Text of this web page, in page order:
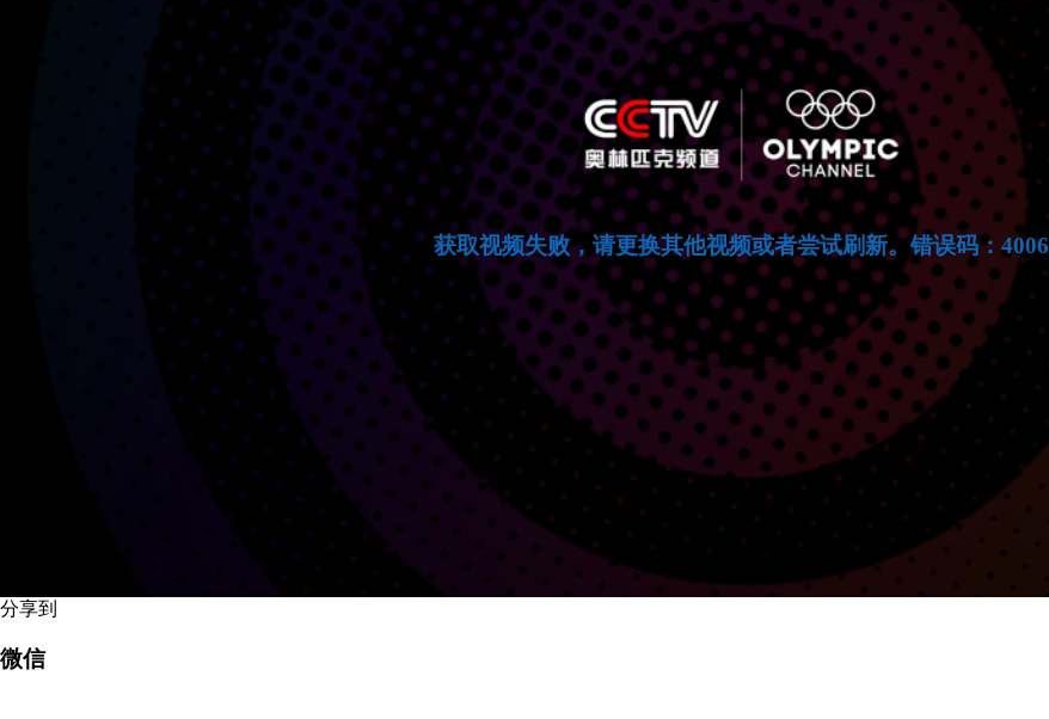
获取视频失败，请更换其他视频或者尝试刷新。错误码：4006
分享到
微信